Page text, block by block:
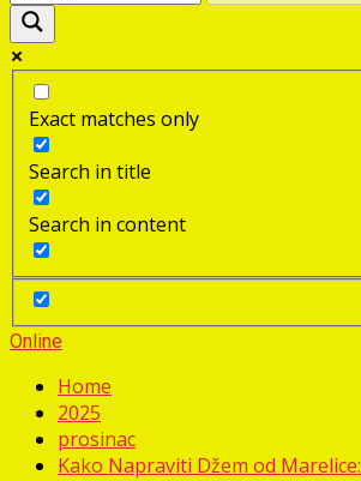
Exact matches only
Search in title
Search in content
Online
Home
2025
prosinac
Kako Napraviti Džem od